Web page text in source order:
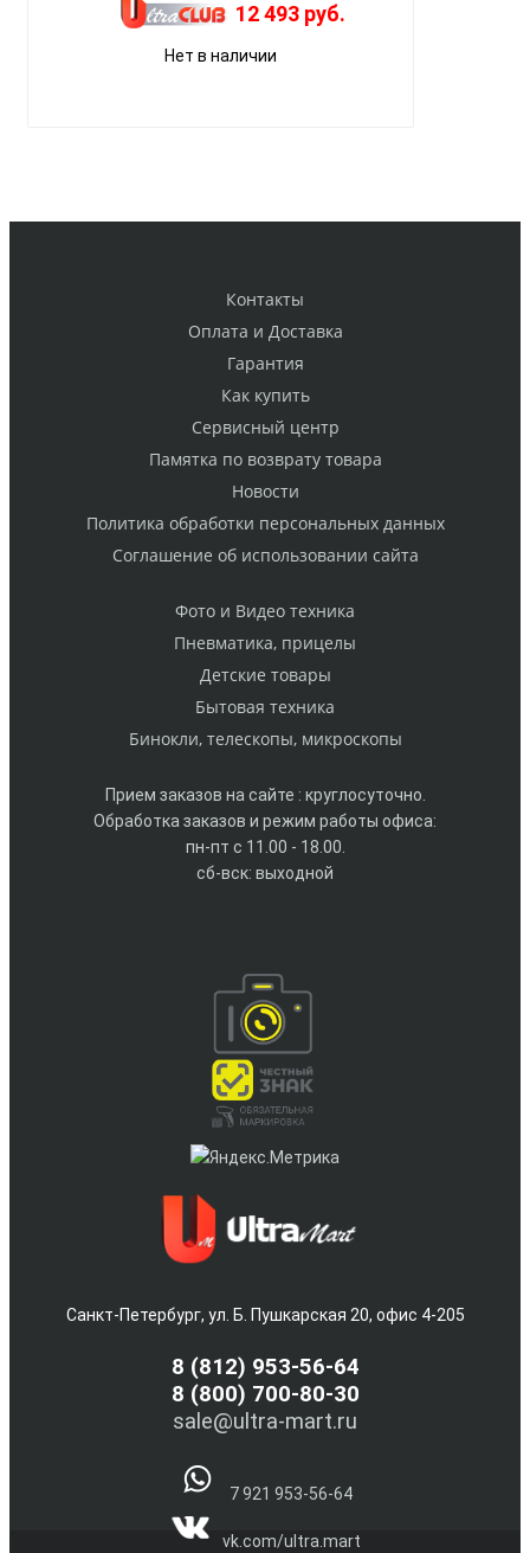
12 493 руб.
Нет в наличии
Контакты
Оплата и Доставка
Гарантия
Как купить
Cервисный центр
Памятка по возврату товара
Новости
Политика обработки персональных данных
Cоглашение об использовании сайта
Фото и Видео техника
Пневматика, прицелы
Детские товары
Бытовая техника
Бинокли, телескопы, микроскопы
Прием заказов на сайте : круглосуточно.
Обработка заказов и режим работы офиса:
пн-пт с 11.00 - 18.00.
сб-вск: выходной
Санкт-Петербург, ул. Б. Пушкарская 20, офис 4-205
8 (812) 953-56-64
8 (800) 700-80-30
sale@ultra-mart.ru
7 921 953-56-64
vk.com/ultra.mart